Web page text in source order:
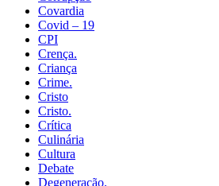
Covardia
Covid – 19
CPI
Crença.
Criança
Crime.
Cristo
Cristo.
Crítica
Culinária
Cultura
Debate
Degeneração.